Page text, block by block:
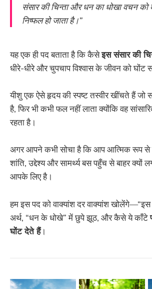
संसार की चिन्ता और धन का धोखा वचन को
निष्फल हो जाता है।”
यह एक ही पद बताता है कि कैसेइस संसार की
धीरे-धीरे और चुपचाप विश्वास के जीवन को घोंट
यीशु एक ऐसे हृदय की स्पष्ट तस्वीर खींचते हैं जो
है, फिर भी कभी फल नहीं लाता क्योंकि वह
रहता है।
अगर आपने कभी सोचा है कि आप आत्मिक रूप से
शांति, उद्देश्य और सामर्थ्य बस पहुँच से बाहर क्यों
आपके लिए है।
हम इस पद को वाक्यांश दर वाक्यांश खोलेंगे—“इस
अर्थ, “धन के धोखे” में छुपे झूठ, और कैसे ये काँटे
घोंट देते हैं।